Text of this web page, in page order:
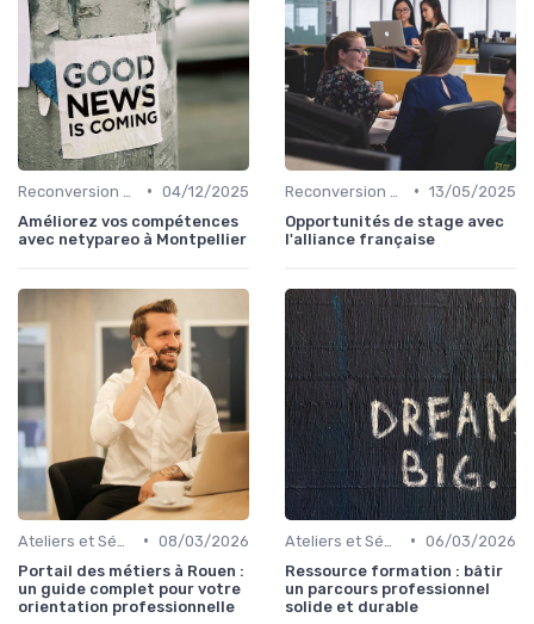
• 04/12/2025
Améliorez vos compétences
avec netypareo à Montpellier
• 13/05/2025
Opportunités de stage avec
l'alliance française
• 08/03/2026
Portail des métiers à Rouen :
un guide complet pour votre
orientation professionnelle
• 06/03/2026
Ressource formation : bâtir
un parcours professionnel
solide et durable